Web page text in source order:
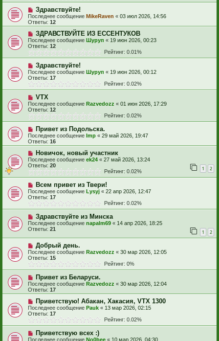
Здравствуйте!
Последнее сообщение MikeRaven « 03 июл 2026, 14:56
Ответы: 12
ЗДРАВСТВУЙТЕ ИЗ ЕССЕНТУКОВ
Последнее сообщение Шуруп « 19 июн 2026, 00:23
Ответы: 12
Рейтинг: 0.01%
Здравствуйте!
Последнее сообщение Шуруп « 19 июн 2026, 00:12
Ответы: 17
Рейтинг: 0.02%
VTX
Последнее сообщение Razvedozz « 01 июн 2026, 17:29
Ответы: 12
Рейтинг: 0.02%
Привет из Подольска.
Последнее сообщение Imp « 29 май 2026, 19:47
Ответы: 16
Новичок, новый участник
Последнее сообщение ek24 « 27 май 2026, 13:24
Ответы: 20 1 2
Рейтинг: 0.02%
Всем привет из Твери!
Последнее сообщение Lysyj « 22 апр 2026, 12:47
Ответы: 17
Рейтинг: 0.02%
Здравствуйте из Минска
Последнее сообщение napalm69 « 14 апр 2026, 18:25
Ответы: 21 1 2
Добрый день.
Последнее сообщение Razvedozz « 30 мар 2026, 12:05
Ответы: 15
Рейтинг: 0%
Привет из Беларуси.
Последнее сообщение Razvedozz « 30 мар 2026, 12:04
Ответы: 17
Приветствую! Абакан, Хакасия, VTX 1300
Последнее сообщение Pauk « 13 мар 2026, 02:15
Ответы: 17
Рейтинг: 0.02%
Приветствую всех :)
Последнее сообщение No0bee « 10 мар 2026, 04:30